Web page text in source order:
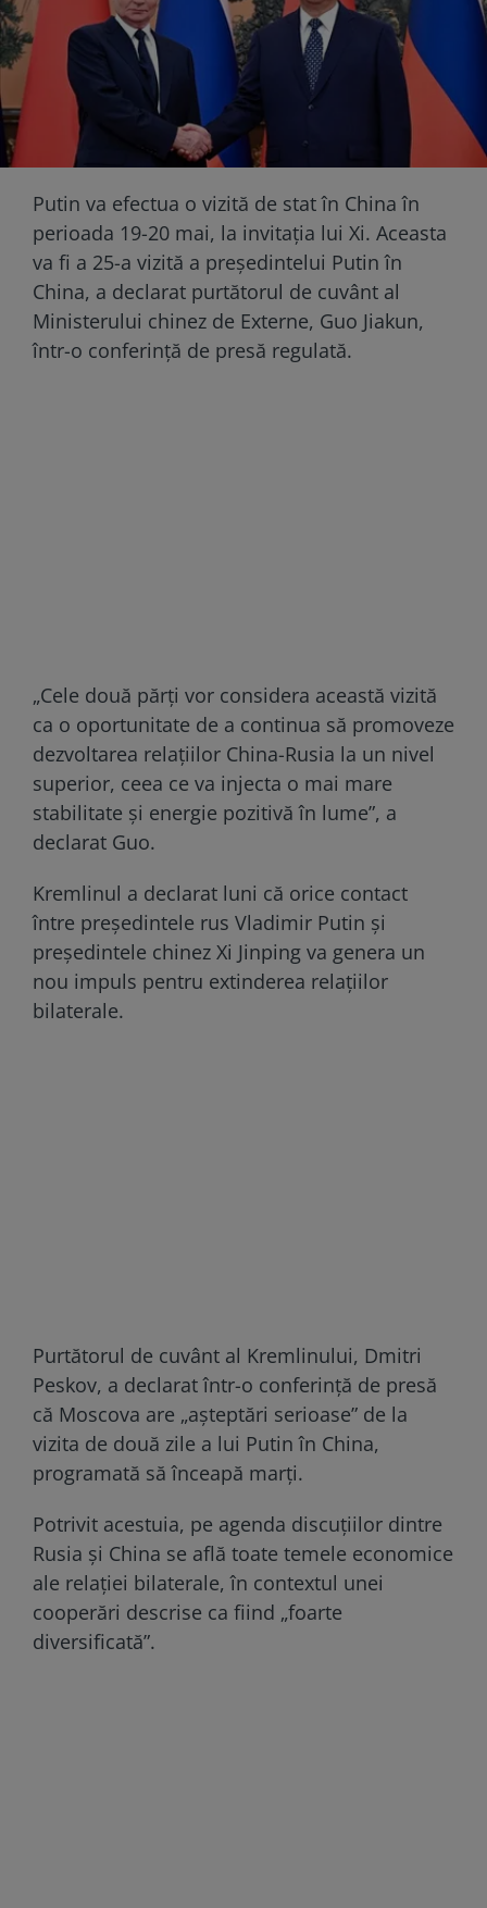
Putin va efectua o vizită de stat în China în
perioada 19-20 mai, la invitația lui Xi. Aceasta
va fi a 25-a vizită a președintelui Putin în
China, a declarat purtătorul de cuvânt al
Ministerului chinez de Externe, Guo Jiakun,
într-o conferință de presă regulată.
„Cele două părți vor considera această vizită
ca o oportunitate de a continua să promoveze
dezvoltarea relațiilor China-Rusia la un nivel
superior, ceea ce va injecta o mai mare
stabilitate și energie pozitivă în lume”, a
declarat Guo.
Kremlinul a declarat luni că orice contact
între președintele rus Vladimir Putin și
președintele chinez Xi Jinping va genera un
nou impuls pentru extinderea relațiilor
bilaterale.
Purtătorul de cuvânt al Kremlinului, Dmitri
Peskov, a declarat într-o conferință de presă
că Moscova are „așteptări serioase” de la
vizita de două zile a lui Putin în China,
programată să înceapă marți.
Potrivit acestuia, pe agenda discuțiilor dintre
Rusia și China se află toate temele economice
ale relației bilaterale, în contextul unei
cooperări descrise ca fiind „foarte
diversificată”.